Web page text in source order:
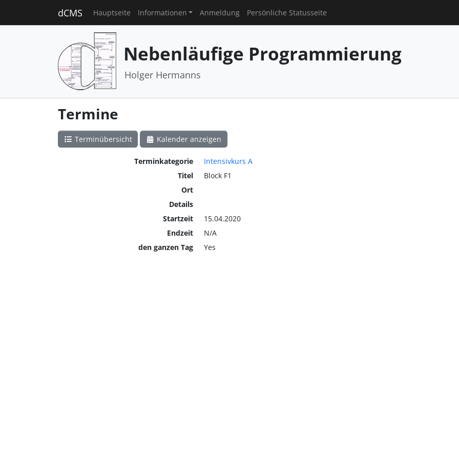
dCMS Hauptseite Informationen Anmeldung Persönliche Statusseite
Nebenläufige Programmierung
Holger Hermanns
Termine
Terminübersicht Kalender anzeigen
Terminkategorie
Intensivkurs A
Titel
Block F1
Ort
Details
Startzeit
15.04.2020
Endzeit
N/A
den ganzen Tag
Yes